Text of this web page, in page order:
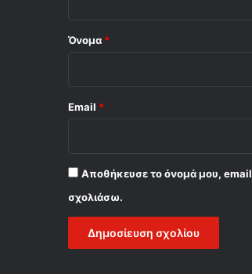
Όνομα *
Email *
Αποθήκευσε το όνομά μου,
σχολιάσω.